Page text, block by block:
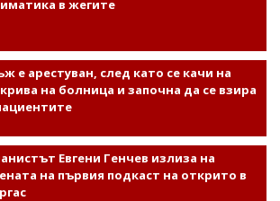
в жегите
е арестуван, след като се качи на
на болница и започна да се взира
Евгени Генчев излиза на
на първия подкаст на открито в